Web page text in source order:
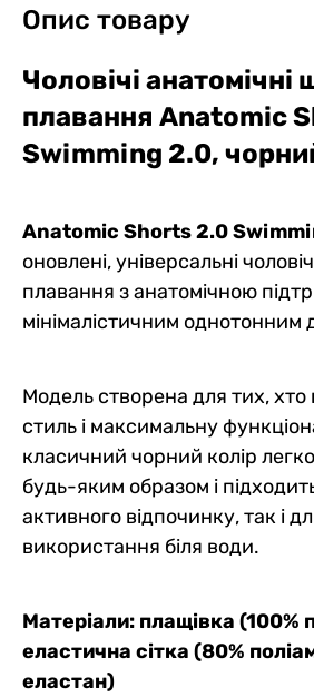
Опис товару
Чоловічі анатомічні
плавання Anatomic
Swimming 2.0,
Anatomic Shorts 2.0
оновлені, універсальні
плавання з анатомічною
мінімалістичним однотонним
Модель створена для тих, хто
стиль і максимальну
класичний чорний колір
будь-яким образом і
активного відпочинку, так і
використання біля води.
Матеріали: плащівка (100%
еластична сітка (80%
еластан)